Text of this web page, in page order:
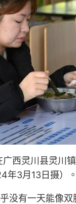
广西灵川县灵川
年3月13日摄）。
有一天能像